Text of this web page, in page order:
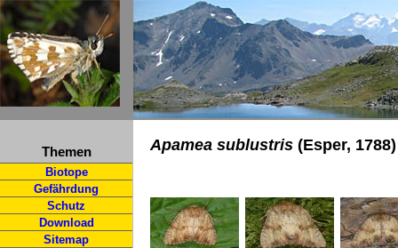
Themen
Biotope
Gefährdung
Schutz
Download
Sitemap
Apamea sublustris (Esper,